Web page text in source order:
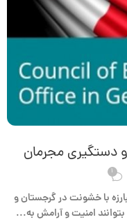
دستگیری مجرمان
1
با خشونت در گرجستان و
امنیت و آرامش به...